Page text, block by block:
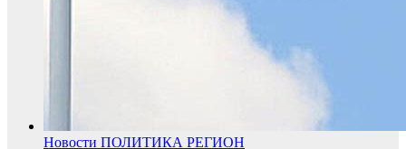
Новости ПОЛИТИКА РЕГИОН